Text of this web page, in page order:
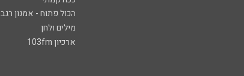
הכול פתוח - אמנון רגב
מילים ולחן
ארכיון 103fm